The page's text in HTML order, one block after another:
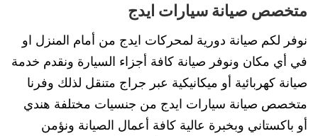
متخصص صيانة سيارات ايدج
نوفر لكم صيانة دورية لمحركات ايدج من أمام المنزل او
في أي مكان ونوفر صيانة كافة أجزاء السيارة ونقدم خدمة
صيانة كهربائية أو ميكانيكية عبر جراج متنقل لذلك وفرنا
متخصص صيانة سيارات ايدج من جنسيات مختلفة هندي
أو باكستاني وبخبرة عالية كافة أعمال الصيانة ونؤمن